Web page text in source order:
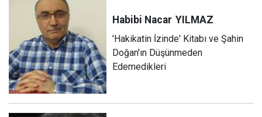
Habibi Nacar YILMAZ
'Hakikatin İzinde' Kitabı ve Şahin
Doğan'ın Düşünmeden
Edemedikleri